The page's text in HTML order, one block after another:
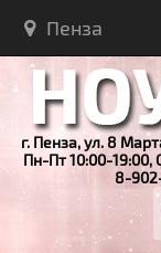
Пенза
г. Пенза, ул. 8
Пн-Пт 10:00-19:00,
8-